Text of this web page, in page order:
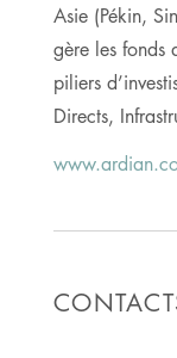
Asie (Pékin,
gère les fonds
piliers
Directs,